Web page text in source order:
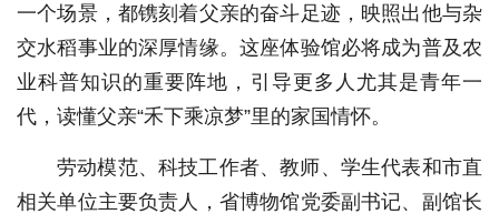
一个场景，都镌刻着父亲的奋斗足迹，映照出他与杂
交水稻事业的深厚情缘。这座体验馆必将成为普及农
业科普知识的重要阵地，引导更多人尤其是青年一
代，读懂父亲“禾下乘凉梦”里的家国情怀。
劳动模范、科技工作者、教师、学生代表和市直
相关单位主要负责人，省博物馆党委副书记、副馆长